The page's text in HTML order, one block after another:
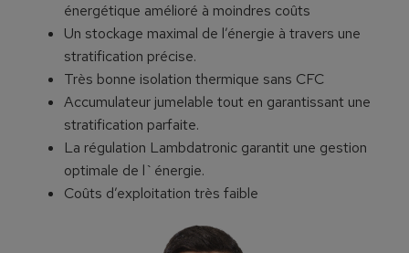
énergétique amélioré à moindres coûts
Un stockage maximal de l’énergie à travers une
stratification précise.
Très bonne isolation thermique sans CFC
Accumulateur jumelable tout en garantissant une
stratification parfaite.
La régulation Lambdatronic garantit une gestion
optimale de l`énergie.
Coûts d’exploitation très faible